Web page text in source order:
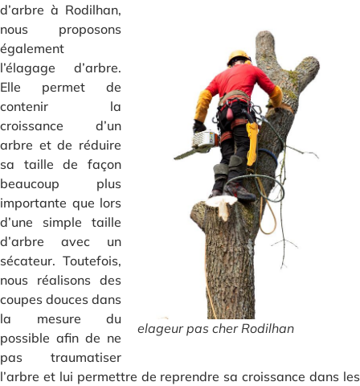
elageur pas cher Rodilhan
d’arbre à Rodilhan,
nous proposons
également
l’élagage d’arbre.
Elle permet de
contenir la
croissance d’un
arbre et de réduire
sa taille de façon
beaucoup plus
importante que lors
d’une simple taille
d’arbre avec un
sécateur. Toutefois,
nous réalisons des
coupes douces dans
la mesure du
possible afin de ne
pas traumatiser
l’arbre et lui permettre de reprendre sa croissance dans les